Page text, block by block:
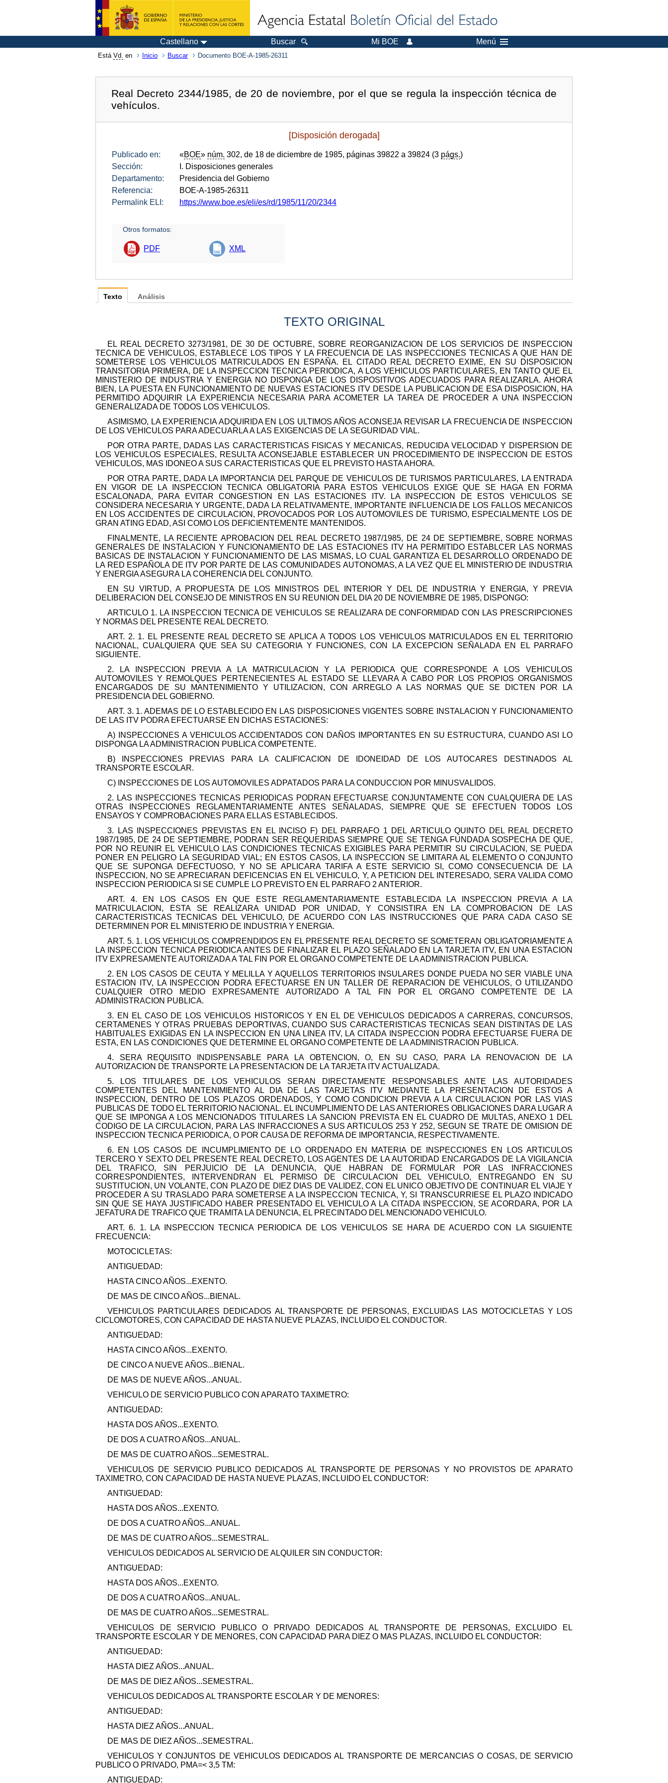
Castellano Buscar Mi BOE Menú
Está Vd. en Inicio Buscar Documento BOE-A-1985-26311
Real Decreto 2344/1985, de 20 de noviembre, por el que se regula la inspección técnica de
vehículos.
[Disposición derogada]
Publicado en: «BOE» núm. 302, de 18 de diciembre de 1985, páginas 39822 a 39824 (3 págs.)
Sección:
I. Disposiciones generales
Departamento:
Presidencia del Gobierno
Referencia:
BOE-A-1985-26311
Permalink ELI:
https://www.boe.es/eli/es/rd/1985/11/20/2344
Otros formatos:
PDF XML
Texto
TEXTO ORIGINAL
EL REAL DECRETO 3273/1981, DE 30 DE OCTUBRE, SOBRE REORGANIZACION DE LOS SERVICIOS DE INSPECCION
TECNICA DE VEHICULOS, ESTABLECE LOS TIPOS Y LA FRECUENCIA DE LAS INSPECCIONES TECNICAS A QUE HAN DE
SOMETERSE LOS VEHICULOS MATRICULADOS EN ESPAÑA. EL CITADO REAL DECRETO EXIME, EN SU DISPOSICION
TRANSITORIA PRIMERA, DE LA INSPECCION TECNICA PERIODICA, A LOS VEHICULOS PARTICULARES, EN TANTO QUE EL
MINISTERIO DE INDUSTRIA Y ENERGIA NO DISPONGA DE LOS DISPOSITIVOS ADECUADOS PARA REALIZARLA. AHORA
BIEN, LA PUESTA EN FUNCIONAMIENTO DE NUEVAS ESTACIONES ITV DESDE LA PUBLICACION DE ESA DISPOSICION, HA
PERMITIDO ADQUIRIR LA EXPERIENCIA NECESARIA PARA ACOMETER LA TAREA DE PROCEDER A UNA INSPECCION
GENERALIZADA DE TODOS LOS VEHICULOS.
ASIMISMO, LA EXPERIENCIA ADQUIRIDA EN LOS ULTIMOS AÑOS ACONSEJA REVISAR LA FRECUENCIA DE INSPECCION
DE LOS VEHICULOS PARA ADECUARLA A LAS EXIGENCIAS DE LA SEGURIDAD VIAL.
POR OTRA PARTE, DADAS LAS CARACTERISTICAS FISICAS Y MECANICAS, REDUCIDA VELOCIDAD Y DISPERSION DE
LOS VEHICULOS ESPECIALES, RESULTA ACONSEJABLE ESTABLECER UN PROCEDIMIENTO DE INSPECCION DE ESTOS
VEHICULOS, MAS IDONEO A SUS CARACTERISTICAS QUE EL PREVISTO HASTA AHORA.
POR OTRA PARTE, DADA LA IMPORTANCIA DEL PARQUE DE VEHICULOS DE TURISMOS PARTICULARES, LA ENTRADA
EN VIGOR DE LA INSPECCION TECNICA OBLIGATORIA PARA ESTOS VEHICULOS EXIGE QUE SE HAGA EN FORMA
ESCALONADA, PARA EVITAR CONGESTION EN LAS ESTACIONES ITV. LA INSPECCION DE ESTOS VEHICULOS SE
CONSIDERA NECESARIA Y URGENTE, DADA LA RELATIVAMENTE, IMPORTANTE INFLUENCIA DE LOS FALLOS MECANICOS
EN LOS ACCIDENTES DE CIRCULACION, PROVOCADOS POR LOS AUTOMOVILES DE TURISMO, ESPECIALMENTE LOS DE
GRAN ATING EDAD, ASI COMO LOS DEFICIENTEMENTE MANTENIDOS.
FINALMENTE, LA RECIENTE APROBACION DEL REAL DECRETO 1987/1985, DE 24 DE SEPTIEMBRE, SOBRE NORMAS
GENERALES DE INSTALACION Y FUNCIONAMIENTO DE LAS ESTACIONES ITV HA PERMITIDO ESTABLCER LAS NORMAS
BASICAS DE INSTALACION Y FUNCIONAMIENTO DE LAS MISMAS, LO CUAL GARANTIZA EL DESARROLLO ORDENADO DE
LA RED ESPAÑOLA DE ITV POR PARTE DE LAS COMUNIDADES AUTONOMAS, A LA VEZ QUE EL MINISTERIO DE INDUSTRIA
Y ENERGIA ASEGURA LA COHERENCIA DEL CONJUNTO.
EN SU VIRTUD, A PROPUESTA DE LOS MINISTROS DEL INTERIOR Y DEL DE INDUSTRIA Y ENERGIA, Y PREVIA
DELIBERACION DEL CONSEJO DE MINISTROS EN SU REUNION DEL DIA 20 DE NOVIEMBRE DE 1985, DISPONGO:
ARTICULO 1. LA INSPECCION TECNICA DE VEHICULOS SE REALIZARA DE CONFORMIDAD CON LAS PRESCRIPCIONES
Y NORMAS DEL PRESENTE REAL DECRETO.
ART. 2. 1. EL PRESENTE REAL DECRETO SE APLICA A TODOS LOS VEHICULOS MATRICULADOS EN EL TERRITORIO
NACIONAL, CUALQUIERA QUE SEA SU CATEGORIA Y FUNCIONES, CON LA EXCEPCION SEÑALADA EN EL PARRAFO
SIGUIENTE.
2. LA INSPECCION PREVIA A LA MATRICULACION Y LA PERIODICA QUE CORRESPONDE A LOS VEHICULOS
AUTOMOVILES Y REMOLQUES PERTENECIENTES AL ESTADO SE LLEVARA A CABO POR LOS PROPIOS ORGANISMOS
ENCARGADOS DE SU MANTENIMIENTO Y UTILIZACION, CON ARREGLO A LAS NORMAS QUE SE DICTEN POR LA
PRESIDENCIA DEL GOBIERNO.
ART. 3. 1. ADEMAS DE LO ESTABLECIDO EN LAS DISPOSICIONES VIGENTES SOBRE INSTALACION Y FUNCIONAMIENTO
DE LAS ITV PODRA EFECTUARSE EN DICHAS ESTACIONES:
A) INSPECCIONES A VEHICULOS ACCIDENTADOS CON DAÑOS IMPORTANTES EN SU ESTRUCTURA, CUANDO ASI LO
DISPONGA LA ADMINISTRACION PUBLICA COMPETENTE.
B) INSPECCIONES PREVIAS PARA LA CALIFICACION DE IDONEIDAD DE LOS AUTOCARES DESTINADOS AL
TRANSPORTE ESCOLAR.
C) INSPECCIONES DE LOS AUTOMOVILES ADPATADOS PARA LA CONDUCCION POR MINUSVALIDOS.
2. LAS INSPECCIONES TECNICAS PERIODICAS PODRAN EFECTUARSE CONJUNTAMENTE CON CUALQUIERA DE LAS
OTRAS INSPECCIONES REGLAMENTARIAMENTE ANTES SEÑALADAS, SIEMPRE QUE SE EFECTUEN TODOS LOS
ENSAYOS Y COMPROBACIONES PARA ELLAS ESTABLECIDOS.
3. LAS INSPECCIONES PREVISTAS EN EL INCISO F) DEL PARRAFO 1 DEL ARTICULO QUINTO DEL REAL DECRETO
1987/1985, DE 24 DE SEPTIEMBRE, PODRAN SER REQUERIDAS SIEMPRE QUE SE TENGA FUNDADA SOSPECHA DE QUE,
POR NO REUNIR EL VEHICULO LAS CONDICIONES TECNICAS EXIGIBLES PARA PERMITIR SU CIRCULACION, SE PUEDA
PONER EN PELIGRO LA SEGURIDAD VIAL; EN ESTOS CASOS, LA INSPECCION SE LIMITARA AL ELEMENTO O CONJUNTO
QUE SE SUPONGA DEFECTUOSO, Y NO SE APLICARA TARIFA A ESTE SERVICIO SI, COMO CONSECUENCIA DE LA
INSPECCION, NO SE APRECIARAN DEFICENCIAS EN EL VEHICULO, Y, A PETICION DEL INTERESADO, SERA VALIDA COMO
INSPECCION PERIODICA SI SE CUMPLE LO PREVISTO EN EL PARRAFO 2 ANTERIOR.
ART. 4. EN LOS CASOS EN QUE ESTE REGLAMENTARIAMENTE ESTABLECIDA LA INSPECCION PREVIA A LA
MATRICULACION, ESTA SE REALIZARA UNIDAD POR UNIDAD, Y CONSISTIRA EN LA COMPROBACION DE LAS
CARACTERISTICAS TECNICAS DEL VEHICULO, DE ACUERDO CON LAS INSTRUCCIONES QUE PARA CADA CASO SE
DETERMINEN POR EL MINISTERIO DE INDUSTRIA Y ENERGIA.
ART. 5. 1. LOS VEHICULOS COMPRENDIDOS EN EL PRESENTE REAL DECRETO SE SOMETERAN OBLIGATORIAMENTE A
LA INSPECCION TECNICA PERIODICA ANTES DE FINALIZAR EL PLAZO SEÑALADO EN LA TARJETA ITV, EN UNA ESTACION
ITV EXPRESAMENTE AUTORIZADA A TAL FIN POR EL ORGANO COMPETENTE DE LA ADMINISTRACION PUBLICA.
2. EN LOS CASOS DE CEUTA Y MELILLA Y AQUELLOS TERRITORIOS INSULARES DONDE PUEDA NO SER VIABLE UNA
ESTACION ITV, LA INSPECCION PODRA EFECTUARSE EN UN TALLER DE REPARACION DE VEHICULOS, O UTILIZANDO
CUALQUIER OTRO MEDIO EXPRESAMENTE AUTORIZADO A TAL FIN POR EL ORGANO COMPETENTE DE LA
ADMINISTRACION PUBLICA.
3. EN EL CASO DE LOS VEHICULOS HISTORICOS Y EN EL DE VEHICULOS DEDICADOS A CARRERAS, CONCURSOS,
CERTAMENES Y OTRAS PRUEBAS DEPORTIVAS, CUANDO SUS CARACTERISTICAS TECNICAS SEAN DISTINTAS DE LAS
HABITUALES EXIGIDAS EN LA INSPECCION EN UNA LINEA ITV, LA CITADA INSPECCION PODRA EFECTUARSE FUERA DE
ESTA, EN LAS CONDICIONES QUE DETERMINE EL ORGANO COMPETENTE DE LA ADMINISTRACION PUBLICA.
4. SERA REQUISITO INDISPENSABLE PARA LA OBTENCION, O, EN SU CASO, PARA LA RENOVACION DE LA
AUTORIZACION DE TRANSPORTE LA PRESENTACION DE LA TARJETA ITV ACTUALIZADA.
5. LOS TITULARES DE LOS VEHICULOS SERAN DIRECTAMENTE RESPONSABLES ANTE LAS AUTORIDADES
COMPETENTES DEL MANTENIMIENTO AL DIA DE LAS TARJETAS ITV MEDIANTE LA PRESENTACION DE ESTOS A
INSPECCION, DENTRO DE LOS PLAZOS ORDENADOS, Y COMO CONDICION PREVIA A LA CIRCULACION POR LAS VIAS
PUBLICAS DE TODO EL TERRITORIO NACIONAL. EL INCUMPLIMIENTO DE LAS ANTERIORES OBLIGACIONES DARA LUGAR A
QUE SE IMPONGA A LOS MENCIONADOS TITULARES LA SANCION PREVISTA EN EL CUADRO DE MULTAS, ANEXO 1 DEL
CODIGO DE LA CIRCULACION, PARA LAS INFRACCIONES A SUS ARTICULOS 253 Y 252, SEGUN SE TRATE DE OMISION DE
INSPECCION TECNICA PERIODICA, O POR CAUSA DE REFORMA DE IMPORTANCIA, RESPECTIVAMENTE.
6. EN LOS CASOS DE INCUMPLIMIENTO DE LO ORDENADO EN MATERIA DE INSPECCIONES EN LOS ARTICULOS
TERCERO Y SEXTO DEL PRESENTE REAL DECRETO, LOS AGENTES DE LA AUTORIDAD ENCARGADOS DE LA VIGILANCIA
DEL TRAFICO, SIN PERJUICIO DE LA DENUNCIA, QUE HABRAN DE FORMULAR POR LAS INFRACCIONES
CORRESPONDIENTES, INTERVENDRAN EL PERMISO DE CIRCULACION DEL VEHICULO, ENTREGANDO EN SU
SUSTITUCION, UN VOLANTE, CON PLAZO DE DIEZ DIAS DE VALIDEZ, CON EL UNICO OBJETIVO DE CONTINUAR EL VIAJE Y
PROCEDER A SU TRASLADO PARA SOMETERSE A LA INSPECCION TECNICA, Y, SI TRANSCURRIESE EL PLAZO INDICADO
SIN QUE SE HAYA JUSTIFICADO HABER PRESENTADO EL VEHICULO A LA CITADA INSPECCION, SE ACORDARA, POR LA
JEFATURA DE TRAFICO QUE TRAMITA LA DENUNCIA, EL PRECINTADO DEL MENCIONADO VEHICULO.
ART. 6. 1. LA INSPECCION TECNICA PERIODICA DE LOS VEHICULOS SE HARA DE ACUERDO CON LA SIGUIENTE
FRECUENCIA:
MOTOCICLETAS:
ANTIGUEDAD:
HASTA CINCO AÑOS...EXENTO.
DE MAS DE CINCO AÑOS...BIENAL.
VEHICULOS PARTICULARES DEDICADOS AL TRANSPORTE DE PERSONAS, EXCLUIDAS LAS MOTOCICLETAS Y LOS
CICLOMOTORES, CON CAPACIDAD DE HASTA NUEVE PLAZAS, INCLUIDO EL CONDUCTOR.
ANTIGUEDAD:
HASTA CINCO AÑOS...EXENTO.
DE CINCO A NUEVE AÑOS...BIENAL.
DE MAS DE NUEVE AÑOS...ANUAL.
VEHICULO DE SERVICIO PUBLICO CON APARATO TAXIMETRO:
ANTIGUEDAD:
HASTA DOS AÑOS...EXENTO.
DE DOS A CUATRO AÑOS...ANUAL.
DE MAS DE CUATRO AÑOS...SEMESTRAL.
VEHICULOS DE SERVICIO PUBLICO DEDICADOS AL TRANSPORTE DE PERSONAS Y NO PROVISTOS DE APARATO
TAXIMETRO, CON CAPACIDAD DE HASTA NUEVE PLAZAS, INCLUIDO EL CONDUCTOR:
ANTIGUEDAD:
HASTA DOS AÑOS...EXENTO.
DE DOS A CUATRO AÑOS...ANUAL.
DE MAS DE CUATRO AÑOS...SEMESTRAL.
VEHICULOS DEDICADOS AL SERVICIO DE ALQUILER SIN CONDUCTOR:
ANTIGUEDAD:
HASTA DOS AÑOS...EXENTO.
DE DOS A CUATRO AÑOS...ANUAL.
DE MAS DE CUATRO AÑOS...SEMESTRAL.
VEHICULOS DE SERVICIO PUBLICO O PRIVADO DEDICADOS AL TRANSPORTE DE PERSONAS, EXCLUIDO EL
TRANSPORTE ESCOLAR Y DE MENORES, CON CAPACIDAD PARA DIEZ O MAS PLAZAS, INCLUIDO EL CONDUCTOR:
ANTIGUEDAD:
HASTA DIEZ AÑOS...ANUAL.
DE MAS DE DIEZ AÑOS...SEMESTRAL.
VEHICULOS DEDICADOS AL TRANSPORTE ESCOLAR Y DE MENORES:
ANTIGUEDAD:
HASTA DIEZ AÑOS...ANUAL.
DE MAS DE DIEZ AÑOS...SEMESTRAL.
VEHICULOS Y CONJUNTOS DE VEHICULOS DEDICADOS AL TRANSPORTE DE MERCANCIAS O COSAS, DE SERVICIO
PUBLICO O PRIVADO, PMA=< 3,5 TM:
ANTIGUEDAD:
Análisis